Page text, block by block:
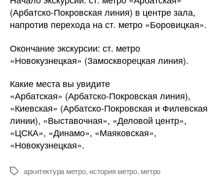
(Арбатско-Покровская линия) в центре зала,
напротив перехода на ст. метро «Боровицкая».
Окончание экскурсии: ст. метро
«Новокузнецкая» (Замоскворецкая линия).
Какие места вы увидите
«Арбатская» (Арбатско-Покровская линия),
«Киевская» (Арбатско-Покровская и Филевская
линии), «Выставочная», «Деловой центр»,
«ЦСКА», «Динамо», «Маяковская»,
«Новокузнецкая».
Меткиархитектура метро, история метро, метро